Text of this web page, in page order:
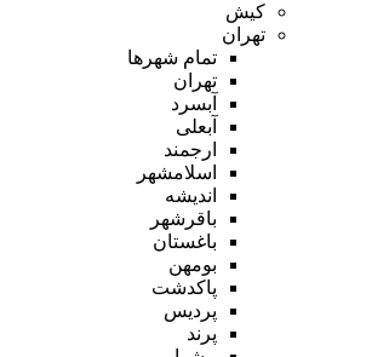
کیش
تهران
تمام شهر‌ها
تهران
آبسرد
آبعلی
ارجمند
اسلامشهر
اندیشه
باقرشهر
باغستان
بومهن
پاکدشت
پردیس
پرند